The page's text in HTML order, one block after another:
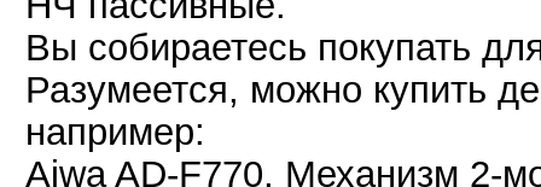
Вы собираетесь покупать
Разумеется, можно купить
например:
Aiwa AD-F770, Механизм 2-